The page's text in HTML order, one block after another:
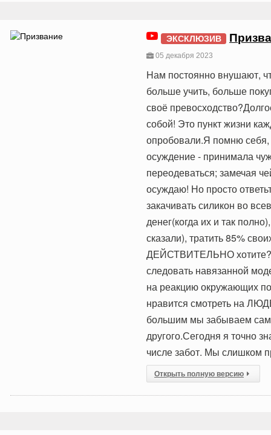
ЭКСКЛЮЗИВ
05 декабря 2023
Hам постоянно внушают,
больше учить, больше
своё
собой! Это пункт жизни
опробовали.Я помню себя,
осуждение - принимала
переодеваться; замечая
осуждаю! Но просто
закачивать силикон во
денег(когда их и так
сказали), тратить 85%
ДЕЙСТВИТЕЛЬНО хотите?
следовать навязанной
на реакцию окружающих
нравится смотреть на
большим мы забываем
другого.Сегодня я точно
числе забот. Мы слишком
Открыть полную версию